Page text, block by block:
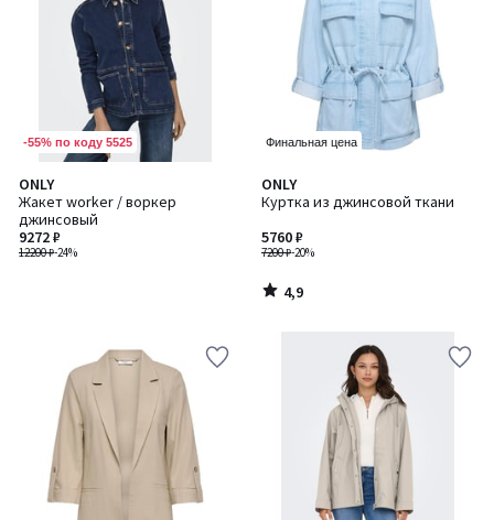
-55% по коду 5525
ONLY
Жакет worker / воркер
джинсовый
12200 ₽-24%
9272 ₽
Финальная цена
ONLY
Куртка из джинсовой ткани
7200 ₽-20%
5760 ₽
4,9
/ 5
4,9
/